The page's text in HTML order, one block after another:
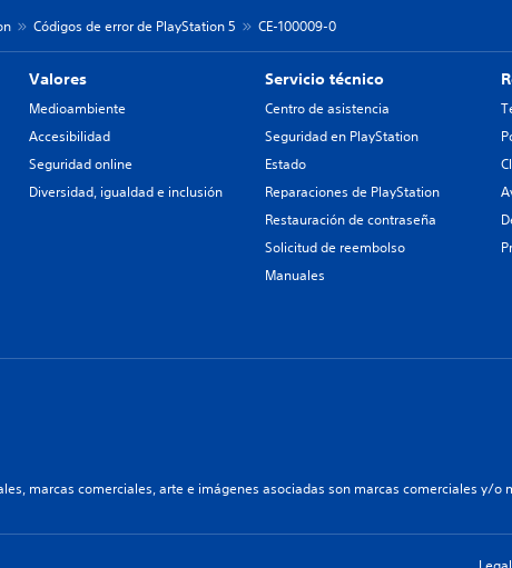
Códigos de error de PlayStation 5 CE-100009-0
Valores
Medioambiente
Accesibilidad
Seguridad online
Diversidad, igualdad e inclusión
Servicio técnico
Centro de asistencia
Seguridad en PlayStation
Estado
Reparaciones de PlayStation
Restauración de contraseña
Solicitud de reembolso
Manuales
marcas comerciales, arte e imágenes asociadas son marcas comerciales y/o